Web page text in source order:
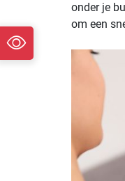
onder je
om een